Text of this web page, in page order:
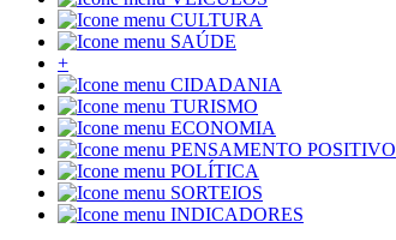
CULTURA
SAÚDE
+
CIDADANIA
TURISMO
ECONOMIA
PENSAMENTO POSITIVO
POLÍTICA
SORTEIOS
INDICADORES